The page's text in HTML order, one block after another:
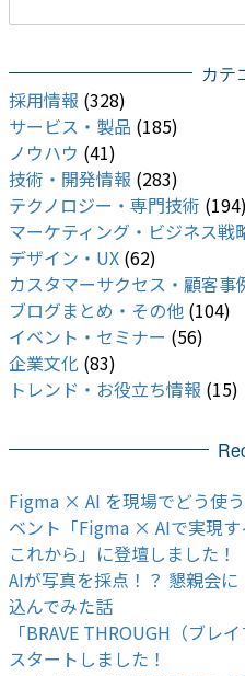
カテ
採用情報 (328)
サービス・製品 (185)
ノウハウ (41)
技術・開発情報 (283)
テクノロジー・専門技術 (194)
マーケティング・ビジネス戦
デザイン・UX (62)
カスタマーサクセス・顧客事
ブログまとめ・その他 (104)
イベント・セミナー (56)
企業文化 (83)
トレンド・お役立ち情報 (15)
Figma × AI を現場でどう使
ベント「Figma × AIで実現
これから」に登壇しました！
AIが写真を採点！？ 懇親会
込んでみた話
「BRAVE THROUGH（ブレ
スタートしました！